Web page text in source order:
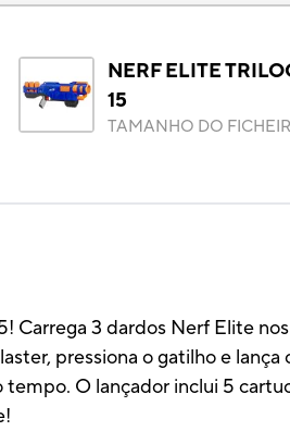
NERF ELITE
15
TAMANHO DO
Carrega 3 dardos Nerf Elite
pressiona o gatilho e lança
O lançador inclui 5